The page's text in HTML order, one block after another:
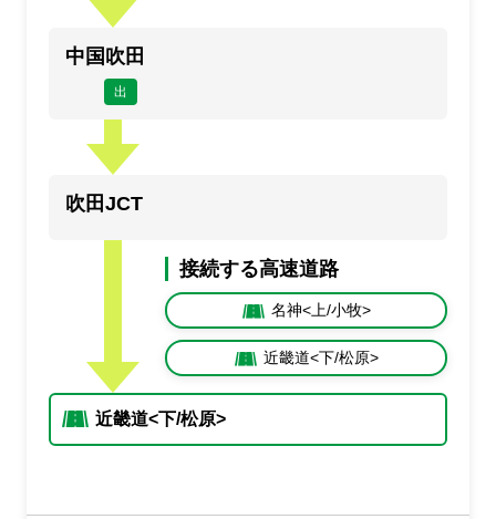
中国吹田
出
吹田JCT
接続する高速道路
名神<上/小牧>
近畿道<下/松原>
近畿道<下/松原>